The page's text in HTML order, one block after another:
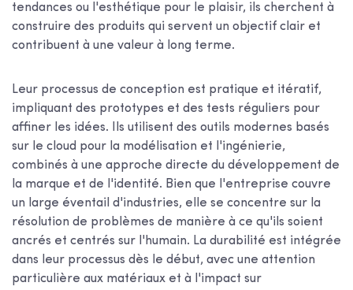
tendances ou l'esthétique pour le plaisir, ils cherchent à
construire des produits qui servent un objectif clair et
contribuent à une valeur à long terme.
Leur processus de conception est pratique et itératif,
impliquant des prototypes et des tests réguliers pour
affiner les idées. Ils utilisent des outils modernes basés
sur le cloud pour la modélisation et l'ingénierie,
combinés à une approche directe du développement de
la marque et de l'identité. Bien que l'entreprise couvre
un large éventail d'industries, elle se concentre sur la
résolution de problèmes de manière à ce qu'ils soient
ancrés et centrés sur l'humain. La durabilité est intégrée
dans leur processus dès le début, avec une attention
particulière aux matériaux et à l'impact sur